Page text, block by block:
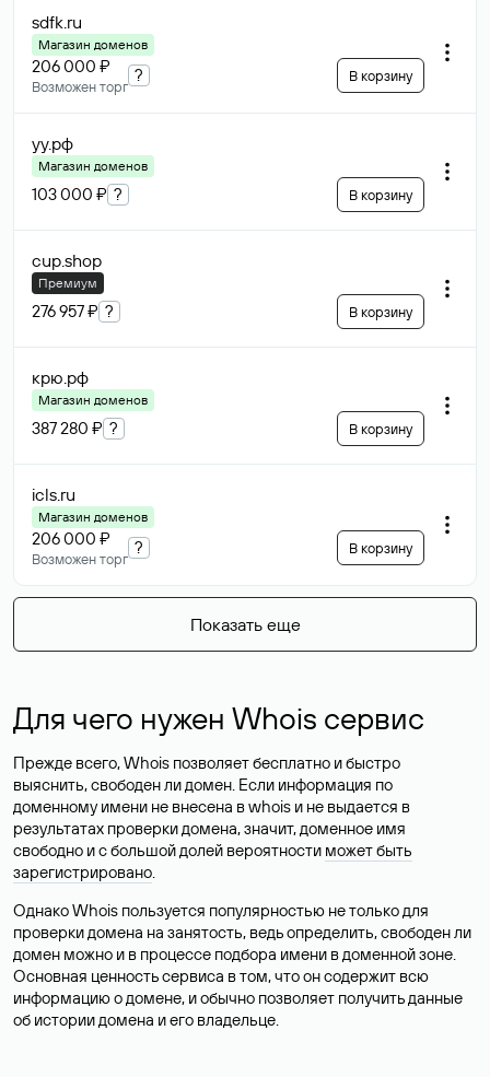
sdfk.ru
Магазин доменов
206 000 ₽
Возможен торг
? В корзину
уу.рф
Магазин доменов
103 000 ₽ ? В корзину
cup.shop
Премиум
276 957 ₽ ? В корзину
крю.рф
Магазин доменов
387 280 ₽ ? В корзину
icls.ru
Магазин доменов
206 000 ₽
Возможен торг
? В корзину
Показать еще
Для чего нужен Whois сервис
Прежде всего, Whois позволяет бесплатно и быстро
выяснить, свободен ли домен. Если информация по
доменному имени не внесена в whois и не выдается в
результатах проверки домена, значит, доменное имя
свободно и с большой долей вероятности может быть
зарегистрировано.
Однако Whois пользуется популярностью не только для
проверки домена на занятость, ведь определить, свободен ли
домен можно и в процессе подбора имени в доменной зоне.
Основная ценность сервиса в том, что он содержит всю
информацию о домене, и обычно позволяет получить данные
об истории домена и его владельце.